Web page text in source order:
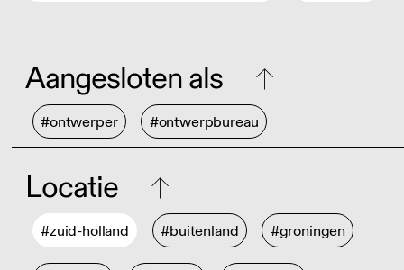
Aangesloten als
#ontwerper #ontwerpbureau
Locatie
#zuid-holland #buitenland #groningen